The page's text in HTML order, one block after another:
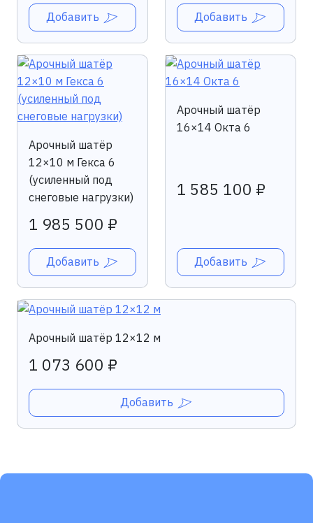
Добавить Добавить
Арочный шатёр
12×10 м Гекса 6
(усиленный под
снеговые нагрузки)
1 985 500 ₽
Добавить
Арочный шатёр
16×14 Окта 6
1 585 100 ₽
Добавить
Арочный шатёр 12×12 м
1 073 600 ₽
Добавить